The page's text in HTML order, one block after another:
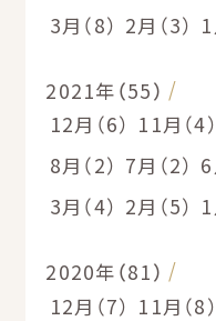
3月（8） 2月（3） 1
2021年（55）
12月（6） 11月（4）
8月（2） 7月（2） 6
3月（4） 2月（5）
2020年（81）
12月（7） 11月（8）